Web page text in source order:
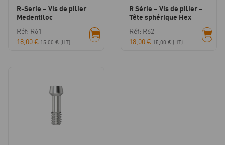
R-Serie – Vis de pilier
Medentiloc
Réf: R61
18,00€ 15,00 € (HT)
R Série – Vis de pilier –
Tête sphérique Hex
Réf: R62
18,00€ 15,00 € (HT)